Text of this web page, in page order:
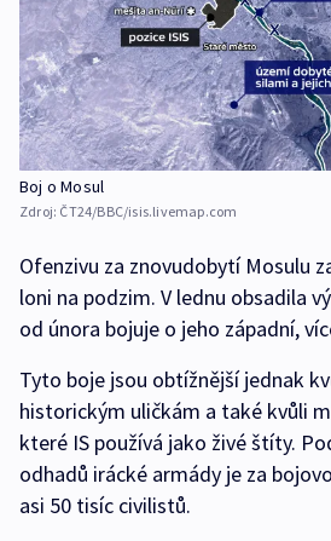
Boj o Mosul
Zdroj: ČT24/BBC/isis.livemap.com
Ofenzivu za znovudobytí Mosulu
loni na podzim. V lednu obsadila
od února bojuje o jeho západní,
Tyto boje jsou obtížnější jednak
historickým uličkám a také kvůli
které IS používá jako živé štíty.
odhadů irácké armády je za
asi 50 tisíc civilistů.